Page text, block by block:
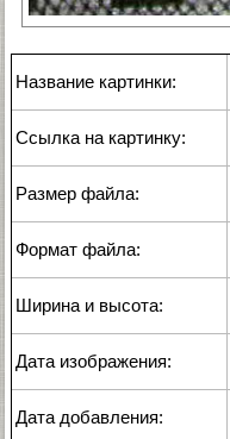
Название картинки:
Ссылка на картинку:
Размер файла:
Формат файла:
Ширина и высота:
Дата изображения:
Дата добавления: